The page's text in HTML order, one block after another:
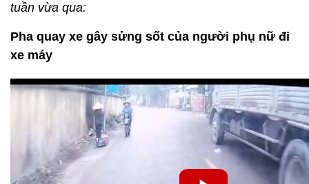
tuần vừa qua:
Pha quay xe gây sửng sốt của người phụ nữ đi
xe máy